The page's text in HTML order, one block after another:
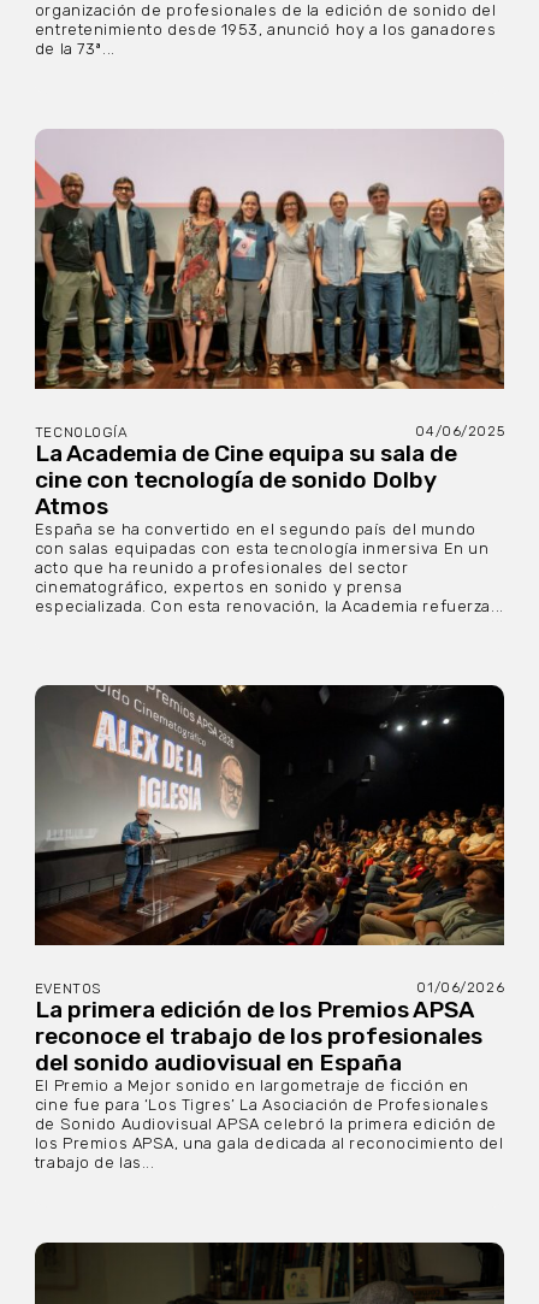
organización de profesionales de la edición de sonido del
entretenimiento desde 1953, anunció hoy a los ganadores
de la 73ª...
TECNOLOGÍA 04/06/2025
La Academia de Cine equipa su sala de
cine con tecnología de sonido Dolby
Atmos
España se ha convertido en el segundo país del mundo
con salas equipadas con esta tecnología inmersiva En un
acto que ha reunido a profesionales del sector
cinematográfico, expertos en sonido y prensa
especializada. Con esta renovación, la Academia refuerza...
EVENTOS 01/06/2026
La primera edición de los Premios APSA
reconoce el trabajo de los profesionales
del sonido audiovisual en España
El Premio a Mejor sonido en largometraje de ficción en
cine fue para ‘Los Tigres’ La Asociación de Profesionales
de Sonido Audiovisual APSA celebró la primera edición de
los Premios APSA, una gala dedicada al reconocimiento del
trabajo de las...